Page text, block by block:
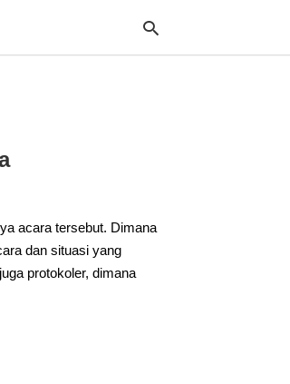
acara tersebut. Dimana
dan situasi yang
protokoler, dimana